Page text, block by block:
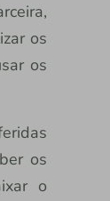
os
os
os
o